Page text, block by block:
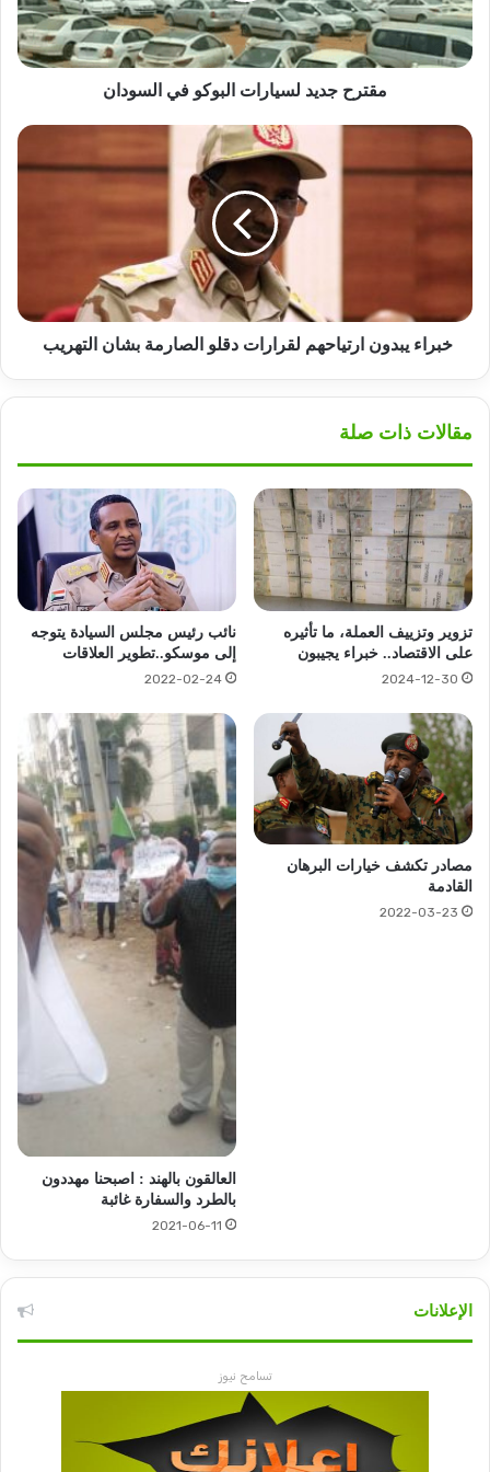
مقترح جديد لسيارات البوكو في السودان
خبراء
يبدون
ارتياحهم
خبراء يبدون ارتياحهم لقرارات دقلو الصارمة بشان التهريب
مقالات ذات صلة
تزوير وتزييف العملة، ما تأثيره
على الاقتصاد.. خبراء يجيبون
2024-12-30
نائب رئيس مجلس السيادة يتوجه
إلى موسكو..تطوير العلاقات
2022-02-24
مصادر تكشف خيارات البرهان
القادمة
2022-03-23
العالقون بالهند : اصبحنا مهددون
بالطرد والسفارة غائبة
2021-06-11
الإعلانات
تسامح نيوز